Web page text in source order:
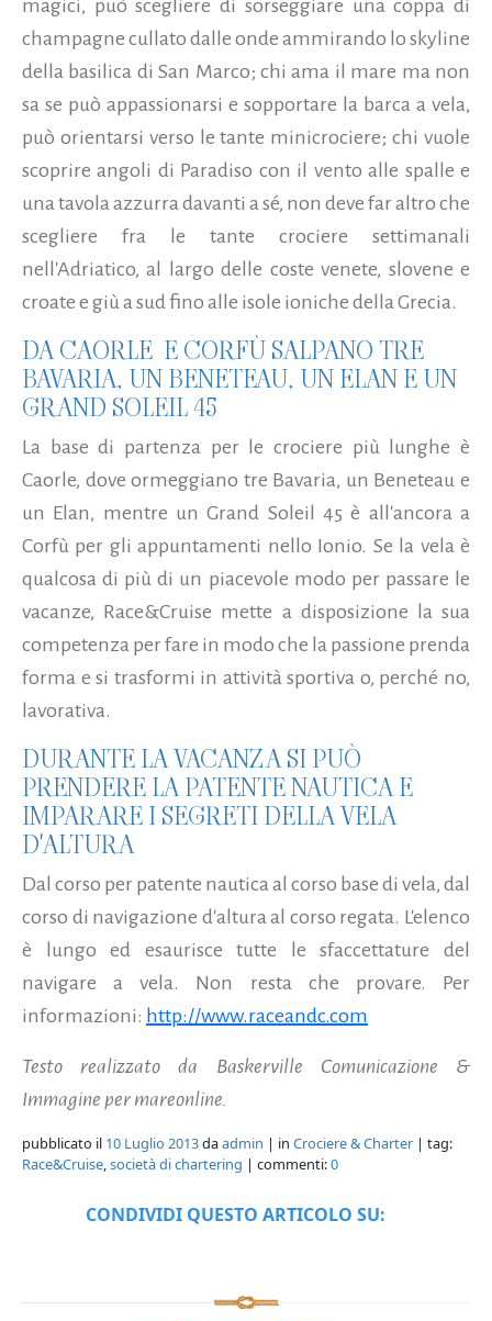
magici, può scegliere di sorseggiare una coppa di
champagne cullato dalle onde ammirando lo skyline
della basilica di San Marco; chi ama il mare ma non
sa se può appassionarsi e sopportare la barca a vela,
può orientarsi verso le tante minicrociere; chi vuole
scoprire angoli di Paradiso con il vento alle spalle e
una tavola azzurra davanti a sé, non deve far altro che
scegliere fra le tante crociere settimanali
nell'Adriatico, al largo delle coste venete, slovene e
croate e giù a sud fino alle isole ioniche della Grecia.
DA CAORLE E CORFÙ SALPANO TRE
BAVARIA, UN BENETEAU, UN ELAN E UN
GRAND SOLEIL 45
La base di partenza per le crociere più lunghe è
Caorle, dove ormeggiano tre Bavaria, un Beneteau e
un Elan, mentre un Grand Soleil 45 è all'ancora a
Corfù per gli appuntamenti nello Ionio. Se la vela è
qualcosa di più di un piacevole modo per passare le
vacanze, Race&Cruise mette a disposizione la sua
competenza per fare in modo che la passione prenda
forma e si trasformi in attività sportiva o, perché no,
lavorativa.
DURANTE LA VACANZA SI PUÒ
PRENDERE LA PATENTE NAUTICA E
IMPARARE I SEGRETI DELLA VELA
D'ALTURA
Dal corso per patente nautica al corso base di vela, dal
corso di navigazione d'altura al corso regata. L'elenco
è lungo ed esaurisce tutte le sfaccettature del
navigare a vela. Non resta che provare. Per
informazioni: http://www.raceandc.com
Testo realizzato da Baskerville Comunicazione &
Immagine per mareonline.
pubblicato il 10 Luglio 2013daadmin | in Crociere & Charter | tag:
Race&Cruise,società di chartering | commenti:0
CONDIVIDI QUESTO ARTICOLO SU: